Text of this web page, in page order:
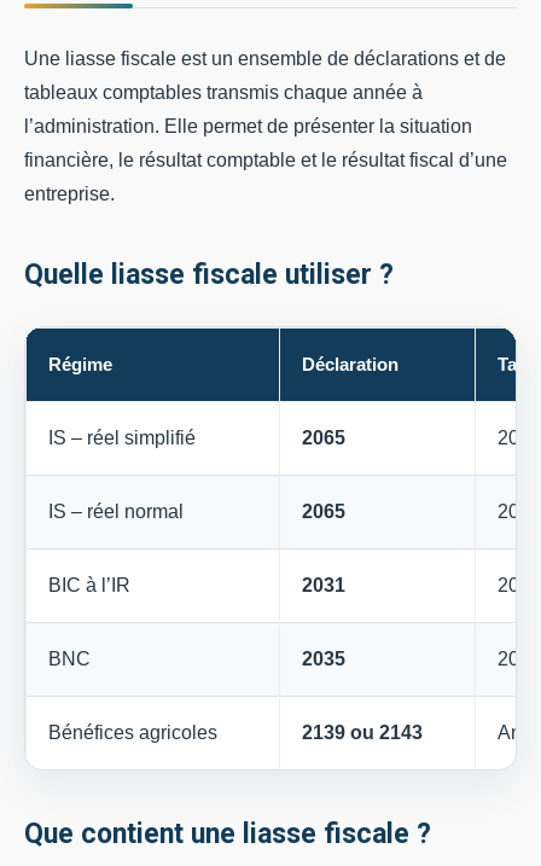
Une liasse fiscale est un ensemble de déclarations et de
tableaux comptables transmis chaque année à
l’administration. Elle permet de présenter la situation
financière, le résultat comptable et le résultat fiscal d’une
entreprise.
Quelle liasse fiscale utiliser ?
Régime Déclaration
IS – réel simplifié 2065
IS – réel normal 2065
BIC à l’IR 2031
BNC 2035
Bénéfices agricoles 2139 ou 2143
Que contient une liasse fiscale ?